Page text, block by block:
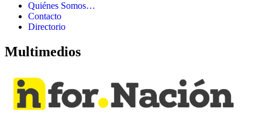
Quiénes Somos…
Contacto
Directorio
Multimedios